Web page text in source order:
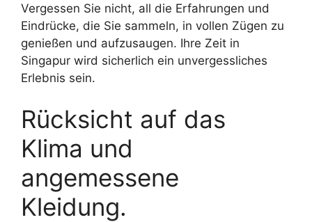
Vergessen Sie nicht, all die Erfahrungen und
Eindrücke, die Sie sammeln, in vollen Zügen zu
genießen und aufzusaugen. Ihre Zeit in
Singapur wird sicherlich ein unvergessliches
Erlebnis sein.
Rücksicht auf das
Klima und
angemessene
Kleidung.